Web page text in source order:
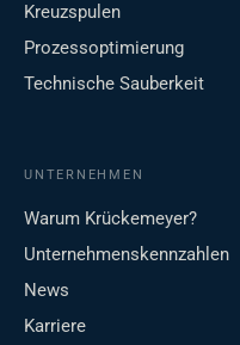
Kreuzspulen
Prozessoptimierung
Technische Sauberkeit
UNTERNEHMEN
Warum Krückemeyer?
Unternehmenskennzahlen
News
Karriere